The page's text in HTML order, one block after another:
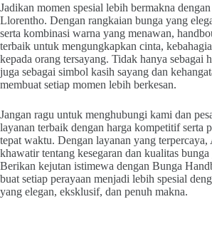
Jadikan momen spesial lebih bermakna
Llorentho. Dengan rangkaian bunga yang
serta kombinasi warna yang menawan,
terbaik untuk mengungkapkan cinta,
kepada orang tersayang. Tidak hanya sebagai
juga sebagai simbol kasih sayang dan
membuat setiap momen lebih berkesan.
Jangan ragu untuk menghubungi kami dan
layanan terbaik dengan harga kompetitif serta
tepat waktu. Dengan layanan yang
khawatir tentang kesegaran dan kualitas
Berikan kejutan istimewa dengan Bunga
buat setiap perayaan menjadi lebih spesial
yang elegan, eksklusif, dan penuh makna.